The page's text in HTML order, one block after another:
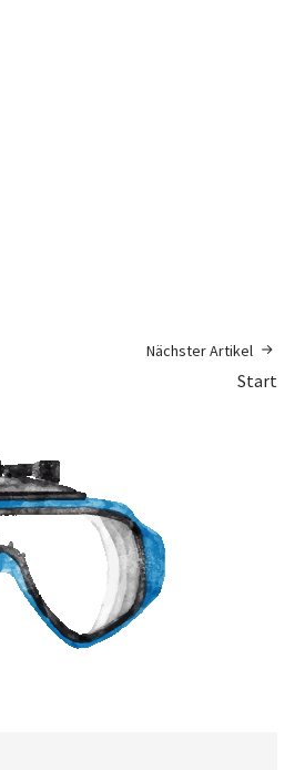
Nächster Artikel
Start